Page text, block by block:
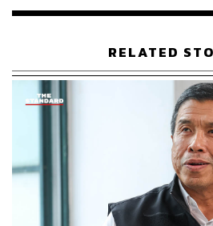
อย่างไรก็ดี เดือนเมษายนคาดจำนว
ของปีนี้แล้ว และจะค่อยๆ ฟื้นตัวดีขึ้น
พฤษภาคม หลังสถานการณ์แพร่ระ
ที่ดีขึ้น จนทำให้ภาครัฐผ่อนปรนมาต
ธุรกิจและกิจกรรมอย่างต่อเนื่อง รวม
ส่งผลให้ประชาชนสามารถออกมาท
ขึ้น และบริษัทหลายแห่งเริ่มให้พนัก
ออฟฟิศได้ตามปกติ ภายใต้การระวังเ
RELATED